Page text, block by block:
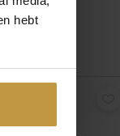
hebt